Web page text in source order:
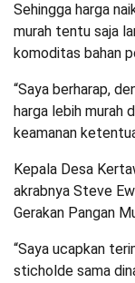
Sehingga harga
murah tentu saja
komoditas bahan
“Saya berharap,
harga lebih murah
keamanan
Kepala Desa
akrabnya Steve
Gerakan Pangan
“Saya ucapkan
sticholde sama